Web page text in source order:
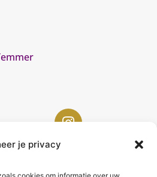
je privacy